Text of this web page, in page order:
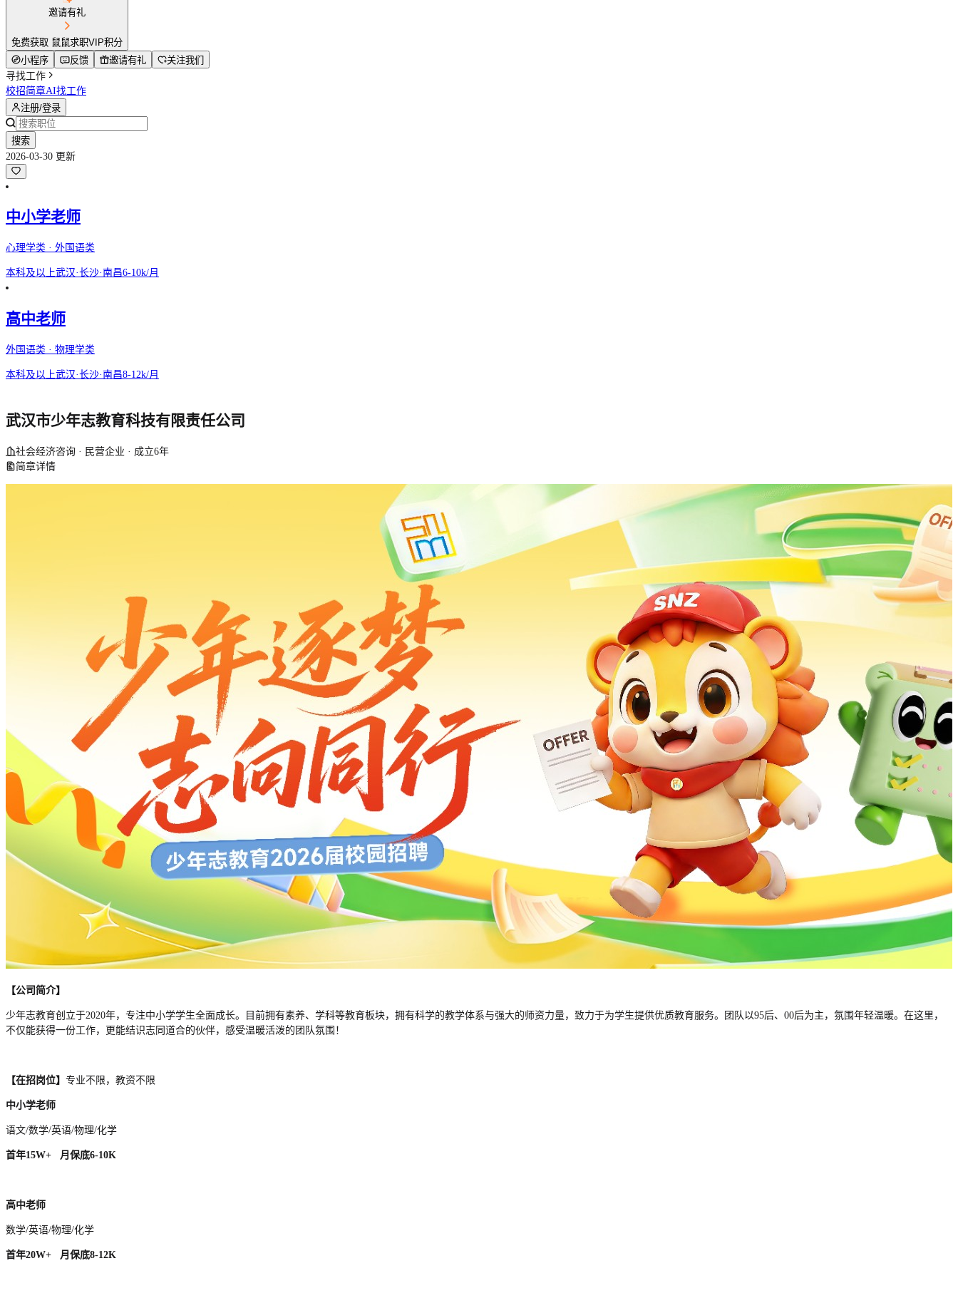
邀请有礼
免费获取 鼠鼠求职VIP积分
小程序 反馈 邀请有礼
关注我们
寻找工作
校招简章AI找工作
注册/登录
搜索
2026-03-30 更新
中小学老师
心理学类 · 外国语类
本科及以上武汉·长沙·南昌6-10k/月
高中老师
外国语类 · 物理学类
本科及以上武汉·长沙·南昌8-12k/月
武汉市少年志教育科技有限责任公司
社会经济咨询 · 民营企业 · 成立6年
简章详情
【公司简介】
少年志教育创立于2020年，专注中小学学生全面成长。目前拥有素养、学科等教育板块，拥有科学的教学体系与强大的师资力量，致力于为学生提供优质教育服务。团队以95后、00后为主，氛围年轻温暖。在这里，
不仅能获得一份工作，更能结识志同道合的伙伴，感受温暖活泼的团队氛围！
【在招岗位】 专业不限，教资不限
中小学老师
语文/数学/英语/物理/化学
首年15W+ 月保底6-10K
高中老师
数学/英语/物理/化学
首年20W+ 月保底8-12K